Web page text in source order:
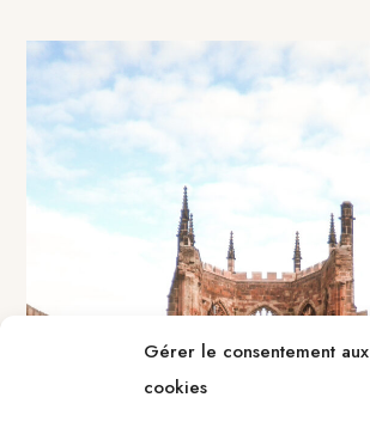
Gérer le consentement aux
cookies